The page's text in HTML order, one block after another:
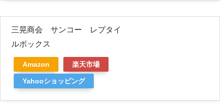
三晃商会 サンコー レプタイ
ルボックス
Amazon 楽天市場
Yahooショッピング